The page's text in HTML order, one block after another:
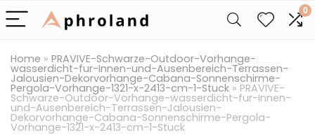
0
Home » PRAVIVE-Schwarze-Outdoor-Vorhange-
wasserdicht-fur-Innen-und-Ausenbereich-Terrassen-
Jalousien-Dekorvorhange-Cabana-Sonnenschirme-
Pergola-Vorhange-1321-x-2413-cm-1-Stuck » PRAVIVE-
Schwarze-Outdoor-Vorhange-wasserdicht-fur-Innen-
und-Ausenbereich-Terrassen-Jalousien-
Dekorvorhange-Cabana-Sonnenschirme-Pergola-
Vorhange-1321-x-2413-cm-1-Stuck